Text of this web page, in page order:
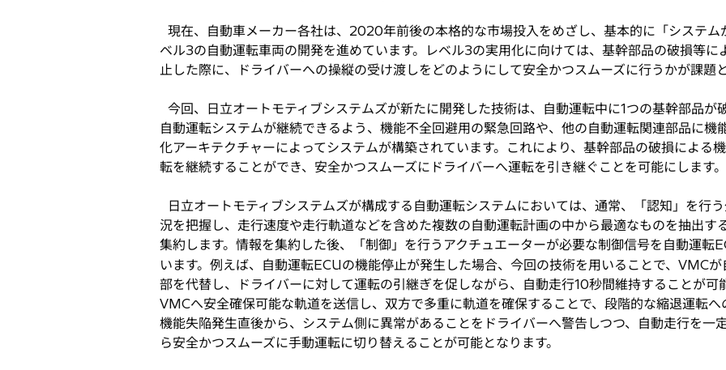
現在、自動車メーカー各社は、2020年前後の本格的な市場投入をめざし、基本的に「システ
ベル3の自動運転車両の開発を進めています。レベル3の実用化に向けては、基幹部品の破損等に
止した際に、ドライバーへの操縦の受け渡しをどのようにして安全かつスムーズに行うかが課題
今回、日立オートモティブシステムズが新たに開発した技術は、自動運転中に1つの基幹部品が
自動運転システムが継続できるよう、機能不全回避用の緊急回路や、他の自動運転関連部品に機
化アーキテクチャーによってシステムが構築されています。これにより、基幹部品の破損による
転を継続することができ、安全かつスムーズにドライバーへ運転を引き継ぐことを可能にします。
日立オートモティブシステムズが構成する自動運転システムにおいては、通常、「認知」を行
況を把握し、走行速度や走行軌道などを含めた複数の自動運転計画の中から最適なものを抽出す
集約します。情報を集約した後、「制御」を行うアクチュエーターが必要な制御信号を自動運転
います。例えば、自動運転ECUの機能停止が発生した場合、今回の技術を用いることで、VMC
部を代替し、ドライバーに対して運転の引継ぎを促しながら、自動走行10秒間維持することが可
VMCへ安全確保可能な軌道を送信し、双方で多重に軌道を確保することで、段階的な縮退運転
機能失陥発生直後から、システム側に異常があることをドライバーへ警告しつつ、自動走行を一
ら安全かつスムーズに手動運転に切り替えることが可能となります。